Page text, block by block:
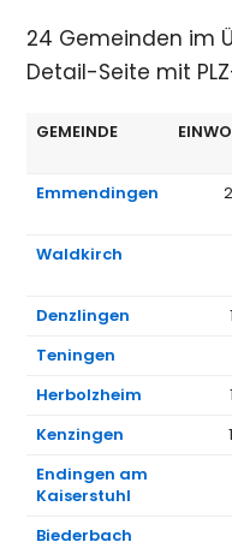
24 Gemeinden im
Detail-Seite mit
GEMEINDE
Emmendingen
Waldkirch
Denzlingen
Teningen
Herbolzheim
Kenzingen
Endingen am
Kaiserstuhl
Biederbach